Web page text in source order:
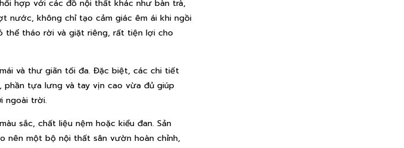
hợp với các đồ nội thất khác như bàn trà,
nước, không chỉ tạo cảm giác êm ái khi ngồi
thể tháo rời và giặt riêng, rất tiện lợi cho
và thư giãn tối đa. Đặc biệt, các chi tiết
tựa lưng và tay vịn cao vừa đủ giúp
ngoài trời.
sắc, chất liệu nệm hoặc kiểu đan. Sản
nên một bộ nội thất sân vườn hoàn chỉnh,